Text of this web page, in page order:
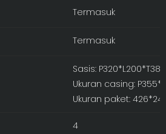
Termasuk
Termasuk
Sasis:
Ukuran casing:
Ukuran paket:
4